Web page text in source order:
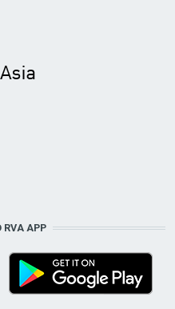
RVA APP